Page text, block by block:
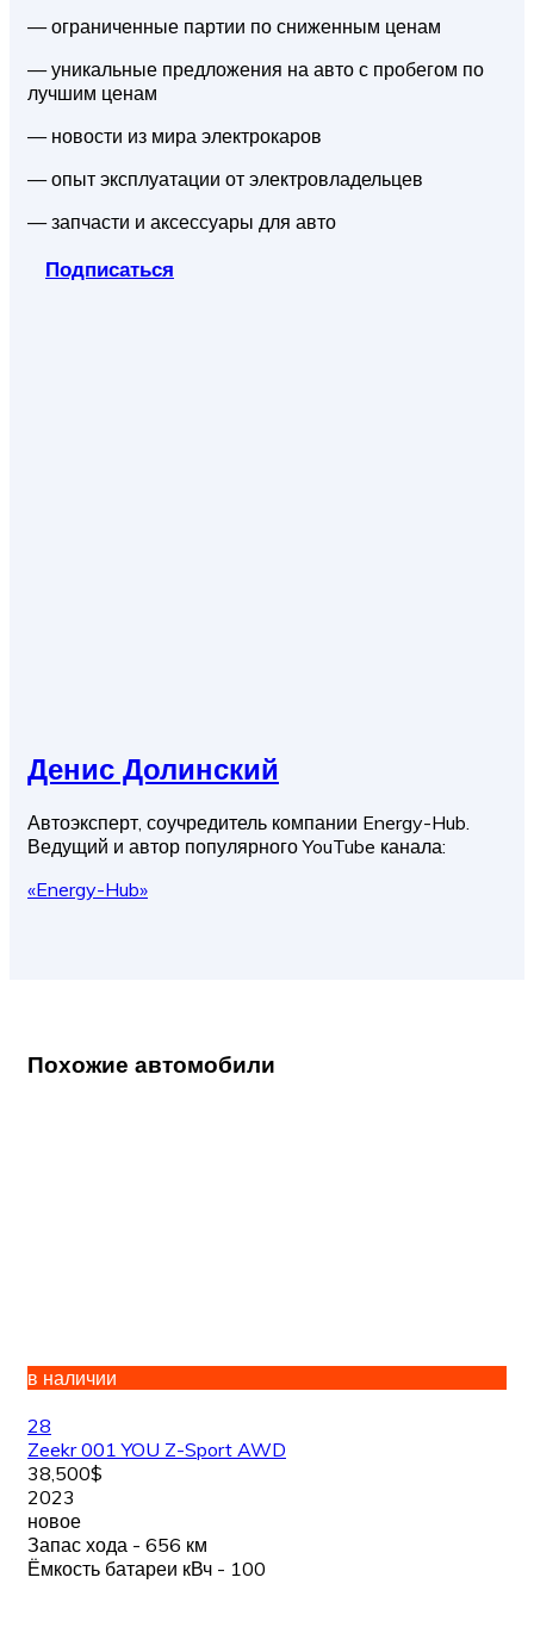
— ограниченные партии по сниженным ценам
— уникальные предложения на авто с пробегом по
лучшим ценам
— новости из мира электрокаров
— опыт эксплуатации от электровладельцев
— запчасти и аксессуары для авто
Подписаться
Денис Долинский
Автоэксперт, соучредитель компании Energy-Hub.
Ведущий и автор популярного YouTube канала:
«Energy-Hub»
Похожие автомобили
в наличии
28
Zeekr 001 YOU Z-Sport AWD
38,500$
2023
новое
Запас хода - 656 км
Ёмкость батареи кВч - 100